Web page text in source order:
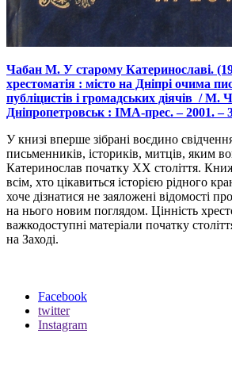
Чабан М. У старому Катеринославі.
хрестоматія : місто на Дніпрі очима
публіцистів і громадських діячів / М.
Дніпропетровськ : ІМА-прес. – 2001. –
У книзі вперше зібрані воєдино
письменників, істориків, митців, яким
Катеринослав початку ХХ століття.
всім, хто цікавиться історією рідного
хоче дізнатися не заяложені відомості
на нього новим поглядом. Цінність
важкодоступні матеріали початку
на Заході.
Facebook
twitter
Instagram